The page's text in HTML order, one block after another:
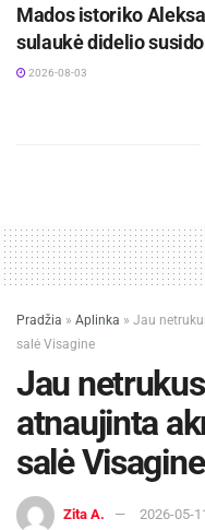
Mados istoriko
sulaukė didelio
2026-08-03
Pradžia » Aplinka » Jau
salė Visagine
Jau
atnaujinta
salė Visagine
Zita A. 2026-05-